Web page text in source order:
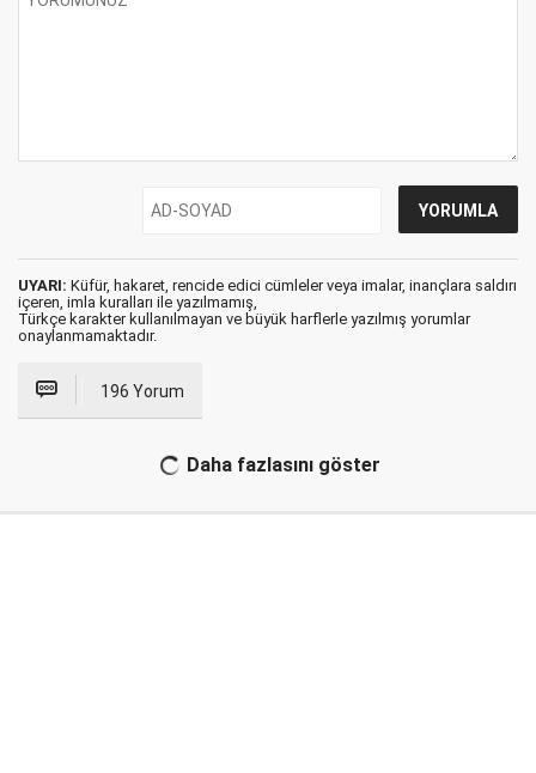
UYARI: Küfür, hakaret, rencide edici cümleler veya imalar, inançlara saldırı
içeren, imla kuralları ile yazılmamış,
Türkçe karakter kullanılmayan ve büyük harflerle yazılmış yorumlar
onaylanmamaktadır.
196 Yorum
Daha fazlasını göster